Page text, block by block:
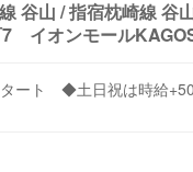
谷山 / 指宿枕崎線 谷
イオンモール
タート ◆土日祝は時給